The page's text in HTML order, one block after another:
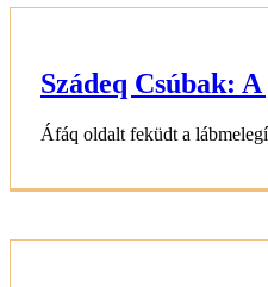
Szádeq Csúbak:
Áfáq oldalt feküdt a